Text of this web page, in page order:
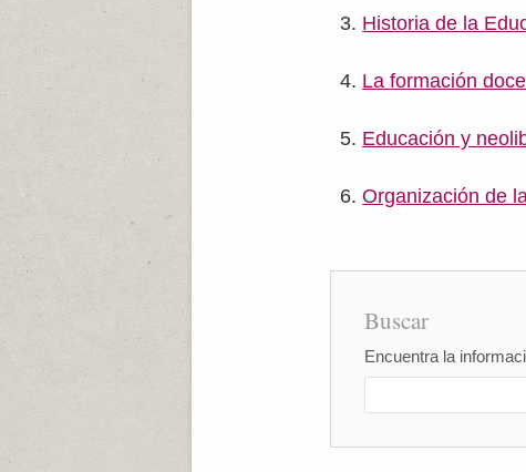
Historia de la
La formación
Educación y
Organización de
Buscar
Encuentra la